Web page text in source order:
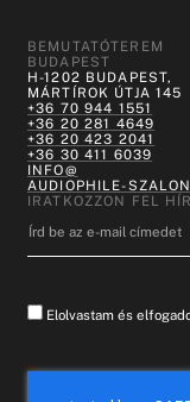
BEMUTATÓTEREM
BUDAPEST
H-1202 BUDAPEST,
MÁRTÍROK ÚTJA 145
+36 70 944 1551
+36 20 281 4649
+36 20 423 2041
+36 30 411 6039
INFO@
AUDIOPHILE-
IRATKOZZON FEL
Elolvastam és